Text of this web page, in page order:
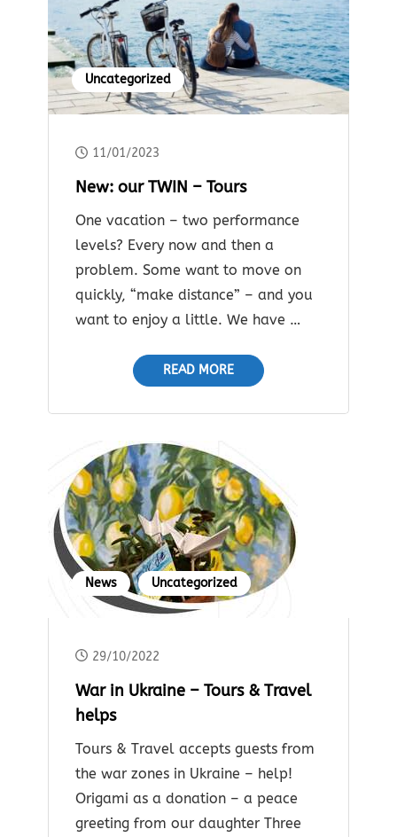
Uncategorized
11/01/2023
New: our TWIN – Tours
One vacation – two performance
levels? Every now and then a
problem. Some want to move on
quickly, “make distance” – and you
want to enjoy a little. We have …
READ MORE
News Uncategorized
29/10/2022
War in Ukraine – Tours & Travel
helps
Tours & Travel accepts guests from
the war zones in Ukraine – help!
Origami as a donation – a peace
greeting from our daughter Three